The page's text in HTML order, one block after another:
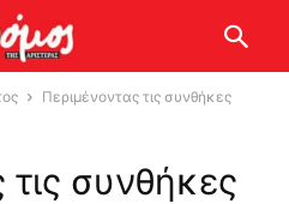
Περιμένοντας τις συνθήκες
τις συνθήκες